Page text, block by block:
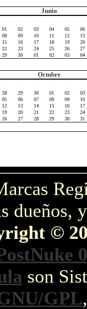
Junio
M X J V S
01 02 03 04 05 06
08 09 10 11 12 13
15 16 17 18 19 20
22 23 24 25 26 27
29 30 01 02 03 04
Octubre
M X J V S
28 29 30 01 02 03
05 06 07 08 09 10
12 13 14 15 16 17
19 20 21 22 23 24
26 27 28 29 30 31
dueños,
©
son
GPL